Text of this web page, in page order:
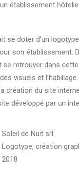
établissement
se doter d’un logotype
son établissement.
se retrouver dans
visuels et
création du site
développé par un
Soleil de Nuit srl
Logotype, création
2018